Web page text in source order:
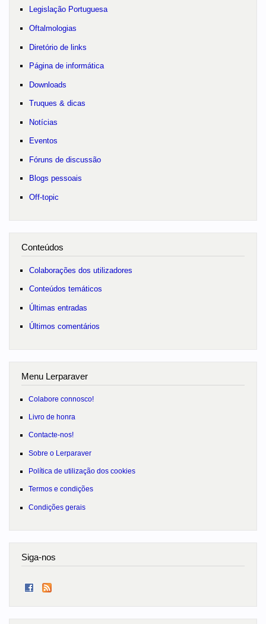
Legislação Portuguesa
Oftalmologias
Diretório de links
Página de informática
Downloads
Truques & dicas
Notícias
Eventos
Fóruns de discussão
Blogs pessoais
Off-topic
Conteúdos
Colaborações dos utilizadores
Conteúdos temáticos
Últimas entradas
Últimos comentários
Menu Lerparaver
Colabore connosco!
Livro de honra
Contacte-nos!
Sobre o Lerparaver
Política de utilização dos cookies
Termos e condições
Condições gerais
Siga-nos